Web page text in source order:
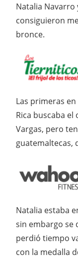
Natalia Navarro
consiguieron
bronce.
Las primeras
Rica buscaba
Vargas, pero
guatemaltecas,
Natalia estaba
sin embargo se
perdió tiempo
con la medalla